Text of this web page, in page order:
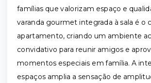
famílias que valorizam espaço e
varanda gourmet integrada à sala é o
apartamento, criando um ambiente
convidativo para reunir amigos e
momentos especiais em família. A
espaços amplia a sensação de